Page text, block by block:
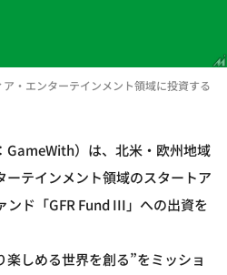
・エンターテインメント領域に投資する
GameWith）は、北米・欧州地域
ーテインメント領域のスタートア
ンド「GFR Fund III」への出資を
しめる世界を創る”をミッショ